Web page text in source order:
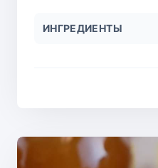
ИНГРЕДИЕНТЫ